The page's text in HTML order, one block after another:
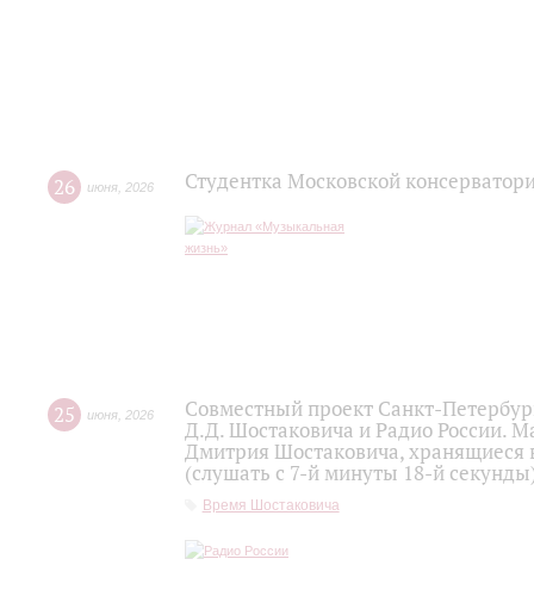
26 июня 2026 Студентка Московской
25 июня 2026
Совместный проект Санкт-
Д.Д. Шостаковича и Радио России.
Дмитрия Шостаковича, хранящиеся
(слушать с 7-й минуты 18-й
Время Шостаковича